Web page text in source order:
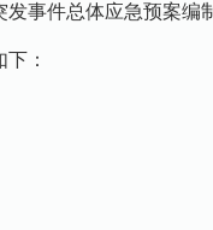
事件总体应急预案编
：